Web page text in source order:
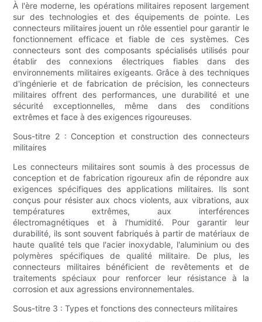
À l'ère moderne, les opérations militaires reposent largement
sur des technologies et des équipements de pointe. Les
connecteurs militaires jouent un rôle essentiel pour garantir le
fonctionnement efficace et fiable de ces systèmes. Ces
connecteurs sont des composants spécialisés utilisés pour
établir des connexions électriques fiables dans des
environnements militaires exigeants. Grâce à des techniques
d'ingénierie et de fabrication de précision, les connecteurs
militaires offrent des performances, une durabilité et une
sécurité exceptionnelles, même dans des conditions
extrêmes et face à des exigences rigoureuses.
Sous-titre 2 : Conception et construction des connecteurs
militaires
Les connecteurs militaires sont soumis à des processus de
conception et de fabrication rigoureux afin de répondre aux
exigences spécifiques des applications militaires. Ils sont
conçus pour résister aux chocs violents, aux vibrations, aux
températures extrêmes, aux interférences
électromagnétiques et à l'humidité. Pour garantir leur
durabilité, ils sont souvent fabriqués à partir de matériaux de
haute qualité tels que l'acier inoxydable, l'aluminium ou des
polymères spécifiques de qualité militaire. De plus, les
connecteurs militaires bénéficient de revêtements et de
traitements spéciaux pour renforcer leur résistance à la
corrosion et aux agressions environnementales.
Sous-titre 3 : Types et fonctions des connecteurs militaires